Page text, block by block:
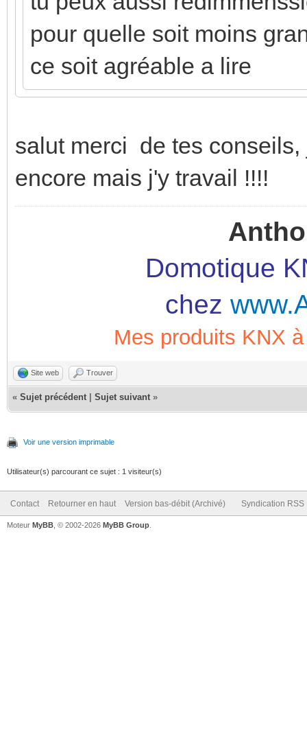
pour quelle soit moins
ce soit agréable a lire
salut merci de tes
encore mais j'y travail !!!!
Domotique
chez
Mes produits KNX
Site web Trouver
« Sujet précédent Sujet suivant »
Voir une version imprimable
Utilisateur(s) parcourant ce sujet : 1 visiteur(s)
Contact Retourner en haut Version bas-débit (Archivé) Syndication RSS
Moteur MyBB , © 2002-2026 MyBB Group